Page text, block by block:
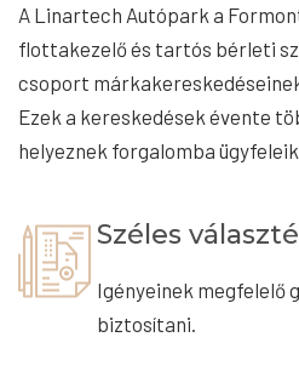
A Linartech Autópark a
flottakezelő és tartós bérleti
csoport
Ezek a kereskedések évente
helyeznek forgalomba ügyfeleik
Széles
Igényeinek megfelelő
biztosítani.